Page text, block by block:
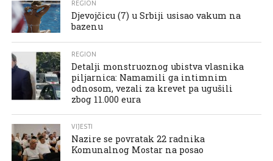
REGION
Djevojčicu (7) u Srbiji usisao vakum na
bazenu
REGION
Detalji monstruoznog ubistva vlasnika
piljarnica: Namamili ga intimnim
odnosom, vezali za krevet pa ugušili
zbog 11.000 eura
VIJESTI
Nazire se povratak 22 radnika
Komunalnog Mostar na posao